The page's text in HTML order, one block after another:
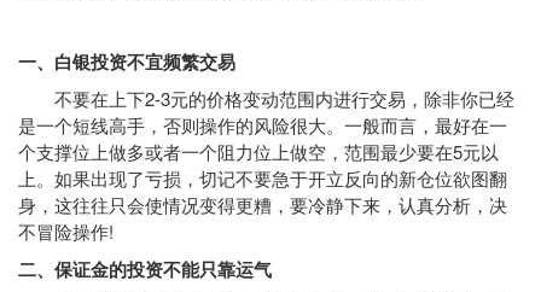
一、白银投资不宜频繁交易
不要在上下2-3元的价格变动范围内进行交易，除非你已经
是一个短线高手，否则操作的风险很大。一般而言，最好在一
个支撑位上做多或者一个阻力位上做空，范围最少要在5元以
上。如果出现了亏损，切记不要急于开立反向的新仓位欲图翻
身，这往往只会使情况变得更糟，要冷静下来，认真分析，决
不冒险操作!
二、保证金的投资不能只靠运气